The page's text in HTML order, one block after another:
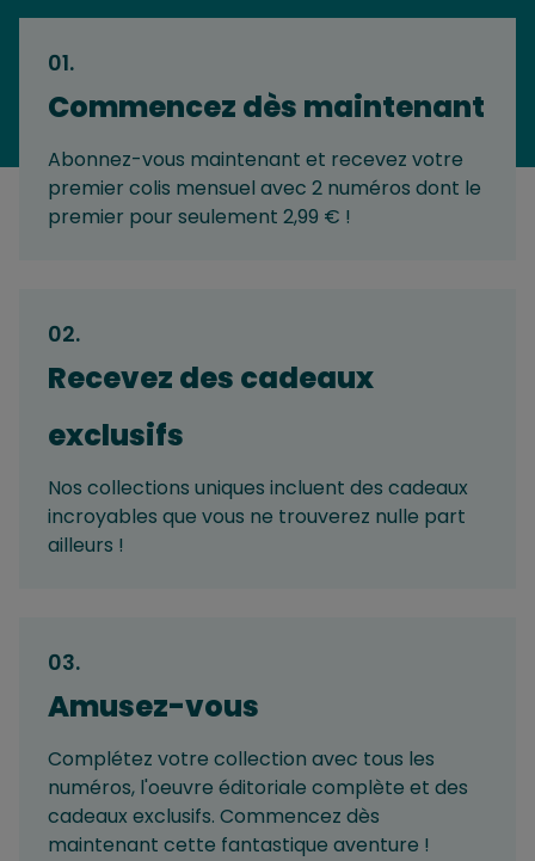
01.
Commencez dès maintenant
Abonnez-vous maintenant et recevez votre
premier colis mensuel avec 2 numéros dont le
premier pour seulement 2,99 € !
02.
Recevez des cadeaux
exclusifs
Nos collections uniques incluent des cadeaux
incroyables que vous ne trouverez nulle part
ailleurs !
03.
Amusez-vous
Complétez votre collection avec tous les
numéros, l'oeuvre éditoriale complète et des
cadeaux exclusifs. Commencez dès
maintenant cette fantastique aventure !